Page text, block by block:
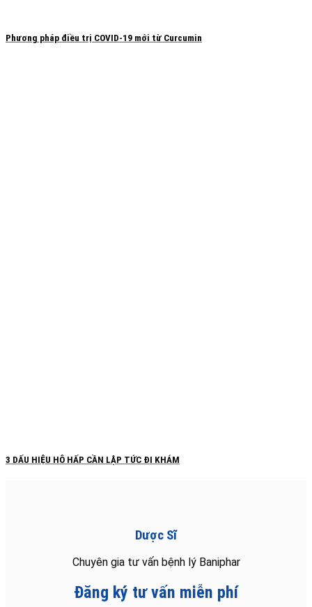
Phương pháp điều trị COVID-19 mới từ Curcumin
3 DẤU HIỆU HÔ HẤP CẦN LẬP TỨC ĐI KHÁM
Dược Sĩ
Chuyên gia tư vấn bệnh lý Baniphar
Đăng ký tư vấn miễn phí